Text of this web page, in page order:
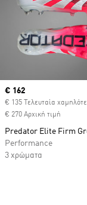
Current price
€ 162
€ 135 Τελευταία
€ 270 Αρχική τιμή
Predator Elite Firm
Performance
3 χρώματα